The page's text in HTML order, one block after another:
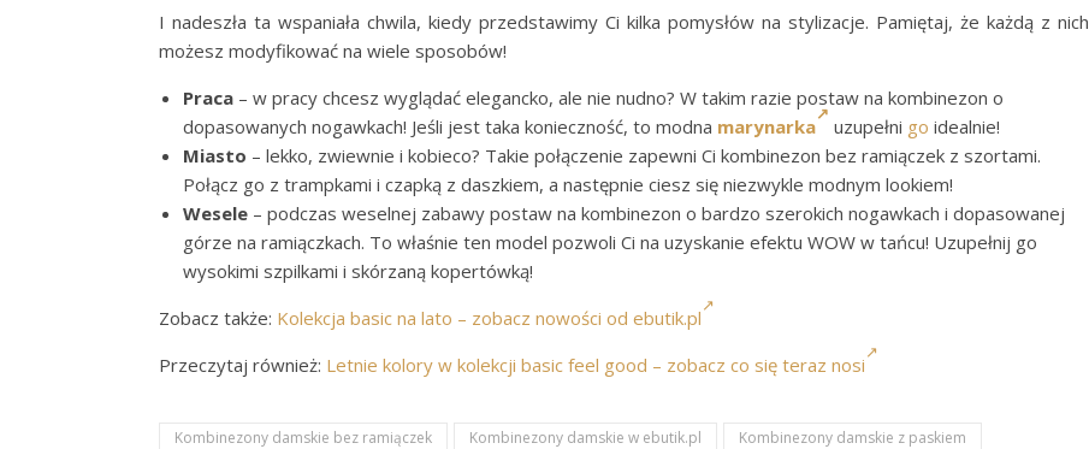
I nadeszła ta wspaniała chwila, kiedy przedstawimy Ci kilka pomysłów na stylizacje. Pamiętaj, że każdą z nich
możesz modyfikować na wiele sposobów!
Praca – w pracy chcesz wyglądać elegancko, ale nie nudno? W takim razie postaw na kombinezon o
dopasowanych nogawkach! Jeśli jest taka konieczność, to modna marynarka uzupełni go idealnie!
Miasto – lekko, zwiewnie i kobieco? Takie połączenie zapewni Ci kombinezon bez ramiączek z szortami.
Połącz go z trampkami i czapką z daszkiem, a następnie ciesz się niezwykle modnym lookiem!
Wesele – podczas weselnej zabawy postaw na kombinezon o bardzo szerokich nogawkach i dopasowanej
górze na ramiączkach. To właśnie ten model pozwoli Ci na uzyskanie efektu WOW w tańcu! Uzupełnij go
wysokimi szpilkami i skórzaną kopertówką!
Zobacz także: Kolekcja basic na lato – zobacz nowości od ebutik.pl
Przeczytaj również: Letnie kolory w kolekcji basic feel good – zobacz co się teraz nosi
Kombinezony damskie bez ramiączek Kombinezony damskie w ebutik.pl Kombinezony damskie z paskiem